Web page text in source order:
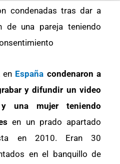
condenadas tras dar a
de una pareja teniendo
en España condenaron a
y difundir un video
una mujer teniendo
en un prado apartado
en 2010. Eran 30
en el banquillo de